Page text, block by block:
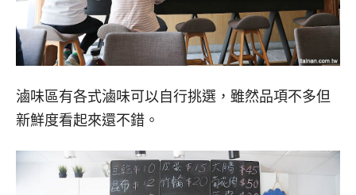
滷味區有各式滷味可以自行挑選，雖然品項不多但
新鮮度看起來還不錯。